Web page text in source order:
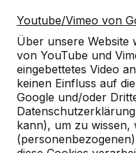
Youtube/Vimeo von
Über unsere Website
von YouTube und
eingebettetes Video
keinen Einfluss auf
Google und/oder
kann), um zu wissen,
Zum
Kostenlose
Deutschland.
Innerhalb von 4